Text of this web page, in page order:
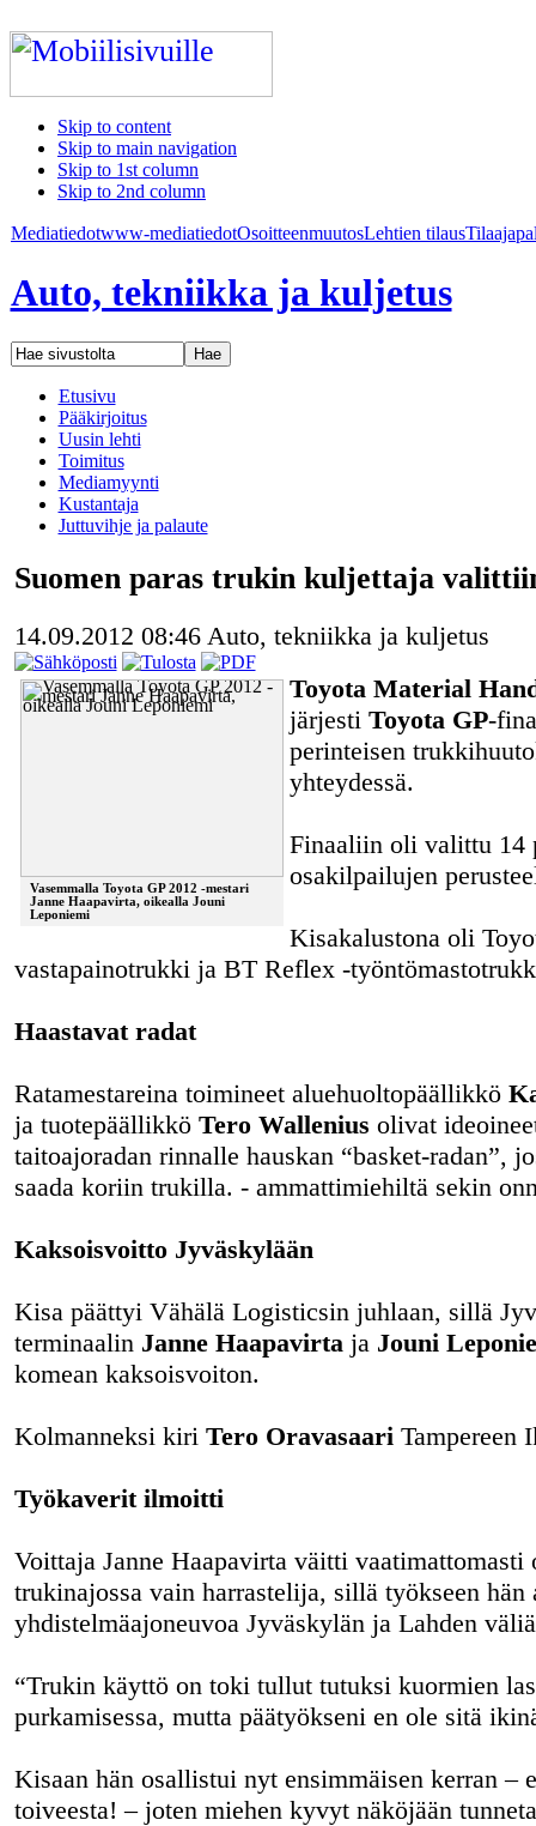
Skip to content
Skip to main navigation
Skip to 1st column
Skip to 2nd column
Mediatiedotwww-mediatiedotOsoitteenmuutosLehtien tilaus
Auto, tekniikka ja kuljetus
Etusivu
Pääkirjoitus
Uusin lehti
Toimitus
Mediamyynti
Kustantaja
Juttuvihje ja palaute
Suomen paras trukin kuljettaja
14.09.2012 08:46 Auto, tekniikka ja kuljetus
Vasemmalla Toyota GP 2012 -mestari
Janne Haapavirta, oikealla Jouni
Leponiemi
Toyota Material
järjesti Toyota GP-
perinteisen
yhteydessä.
Finaaliin oli valittu 14
osakilpailujen
Kisakalustona oli
vastapainotrukki ja BT Reflex -
Haastavat radat
Ratamestareina toimineet aluehuoltopäällikkö
ja tuotepäällikkö Tero Wallenius olivat
taitoajoradan rinnalle hauskan “basket-radan”,
saada koriin trukilla. - ammattimiehiltä sekin
Kaksoisvoitto Jyväskylään
Kisa päättyi Vähälä Logisticsin juhlaan, sillä
terminaalin Janne Haapavirta ja Jouni
komean kaksoisvoiton.
Kolmanneksi kiri Tero Oravasaari Tampereen
Työkaverit ilmoitti
Voittaja Janne Haapavirta väitti vaatimattomasti
trukinajossa vain harrastelija, sillä työkseen hän
yhdistelmäajoneuvoa Jyväskylän ja Lahden
“Trukin käyttö on toki tullut tutuksi kuormien
purkamisessa, mutta päätyökseni en ole sitä
Kisaan hän osallistui nyt ensimmäisen kerran –
toiveesta! – joten miehen kyvyt näköjään